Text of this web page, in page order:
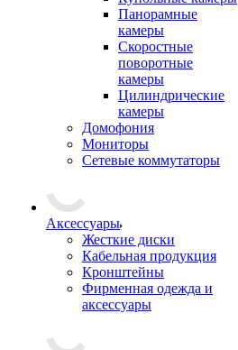
Панорамные
камеры
Скоростные
поворотные
камеры
Цилиндрические
камеры
Домофония
Мониторы
Сетевые коммутаторы
Аксессуары
Жесткие диски
Кабельная продукция
Кронштейны
Фирменная одежда и
аксессуары